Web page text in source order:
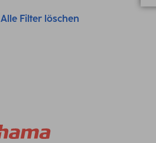
Alle Filter löschen